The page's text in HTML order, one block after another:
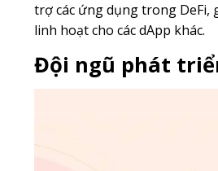
trợ các ứng dụng trong DeFi,
linh hoạt cho các dApp khác.
Đội ngũ phát